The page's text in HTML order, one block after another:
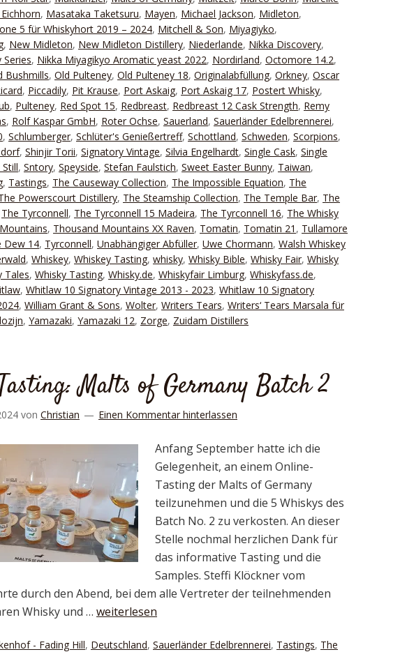
, Masataka Taketsuru, Mayen, Michael Jackson, Midleton,
5 für Whiskyhort 2019 – 2024, Mitchell & Son, Miyagiyko,
, New Midleton, New Midleton Distillery, Niederlande, Nikka Discovery,
Series, Nikka Miyagikyo Aromatic yeast 2022, Nordirland, Octomore 14.2,
Bushmills, Old Pulteney, Old Pulteney 18, Originalabfüllung, Orkney, Oscar
, Piccadily, Pit Krause, Port Askaig, Port Askaig 17, Postert Whisky,
, Pulteney, Red Spot 15, Redbreast, Redbreast 12 Cask Strength, Remy
, Rolf Kaspar GmbH, Roter Ochse, Sauerland, Sauerländer Edelbrennerei,
, Schlumberger, Schlüter's Genießertreff, Schottland, Schweden, Scorpions,
, Shinjir Torii, Signatory Vintage, Silvia Engelhardt, Single Cask, Single
, Sntory, Speyside, Stefan Faulstich, Sweet Easter Bunny, Taiwan,
, Tastings, The Causeway Collection, The Impossible Equation, The
Powerscourt Distillery, The Steamship Collection, The Temple Bar, The
The Tyrconnell, The Tyrconnell 15 Madeira, The Tyrconnell 16, The Whisky
, Thousand Mountains XX Raven, Tomatin, Tomatin 21 , Tullamore
Dew 14, Tyrconnell, Unabhängiger Abfüller, Uwe Chormann, Walsh Whiskey
, Whiskey, Whiskey Tasting, whisky, Whisky Bible, Whisky Fair, Whisky
Tales, Whisky Tasting, Whisky.de, Whiskyfair Limburg, Whiskyfass.de,
, Whitlaw 10 Signatory Vintage 2013 - 2023, Whitlaw 10 Signatory
, William Grant & Sons, Wolter, Writers Tears, Writers‘ Tears Marsala für
, Yamazaki, Yamazaki 12, Zorge, Zuidam Distillers
Malts of Germany Batch 2
von Christian Einen Kommentar hinterlassen
Anfang September hatte ich die
Gelegenheit, an einem Online-
Tasting der Malts of Germany
teilzunehmen und die 5 Whiskys des
Batch No. 2 zu verkosten. An dieser
Stelle nochmal herzlichen Dank für
das informative Tasting und die
Samples. Steffi Klöckner vom
durch den Abend, bei dem alle Vertreter der teilnehmenden
Whisky und … weiterlesen
- Fading Hill, Deutschland, Sauerländer Edelbrennerei, Tastings, The